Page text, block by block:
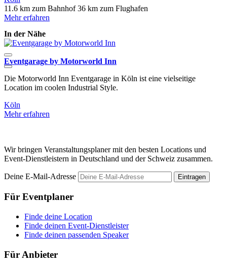
11.6 km zum Bahnhof36 km zum Flughafen
Mehr erfahren
In der Nähe
Eventgarage by Motorworld Inn
Die Motorworld Inn Eventgarage in Köln ist eine vielseitige
Location im coolen Industrial Style.
Köln
Mehr erfahren
Wir bringen Veranstaltungsplaner mit den besten Locations und
Event-Dienstleistern in Deutschland und der Schweiz zusammen.
Deine E-Mail-Adresse Eintragen
Für Eventplaner
Finde deine Location
Finde deinen Event-Dienstleister
Finde deinen passenden Speaker
Für Anbieter